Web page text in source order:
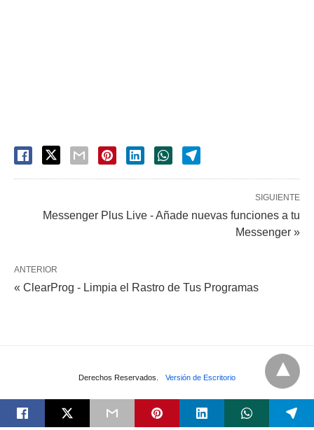
SIGUIENTE
Messenger Plus Live - Añade nuevas funciones a tu
Messenger »
ANTERIOR
« ClearProg - Limpia el Rastro de Tus Programas
Derechos Reservados. Versión de Escritorio